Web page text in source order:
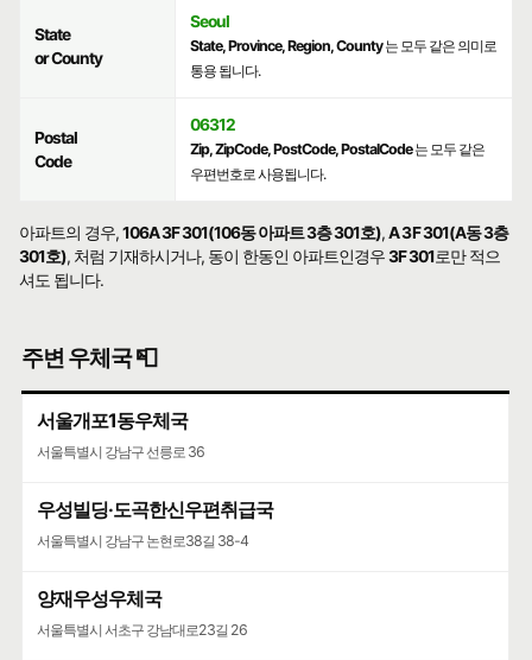
State
or County
Seoul
State, Province, Region, County는 모두 같은 의미로
통용 됩니다.
Postal
Code
06312
Zip, ZipCode, PostCode, PostalCode는 모두 같은
우편번호로 사용됩니다.
아파트의 경우,106A 3F 301(106동 아파트 3층 301호),A 3F 301(A동 3층
301호), 처럼 기재하시거나, 동이 한동인 아파트인경우3F 301로만 적으
셔도 됩니다.
주변 우체국 📮
서울개포1동우체국
서울특별시 강남구 선릉로 36
우성빌딩·도곡한신우편취급국
서울특별시 강남구 논현로38길 38-4
양재우성우체국
서울특별시 서초구 강남대로23길 26